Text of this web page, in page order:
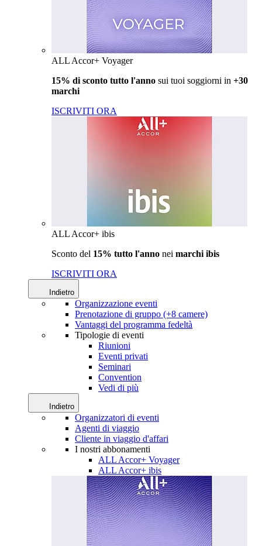
ALL Accor+ Voyager
15% di sconto tutto l'anno sui tuoi soggiorni in +30
marchi
ISCRIVITI ORA
ALL Accor+ ibis
Sconto del 15% tutto l'anno nei marchi ibis
ISCRIVITI ORA
Indietro
Organizzazione eventi
Prenotazione di gruppo (+8 camere)
Vantaggi del programma fedeltà
Tipologie di eventi
Riunioni
Eventi privati
Seminari
Convention
Vedi di più
Indietro
Organizzatori di eventi
Agenti di viaggio
Cliente in viaggio d'affari
I nostri abbonamenti
ALL Accor+ Voyager
ALL Accor+ ibis